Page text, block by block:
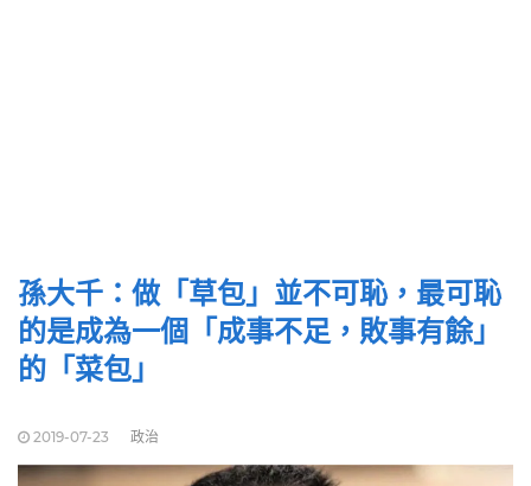
孫大千：做「草包」並不可恥，最可恥
的是成為一個「成事不足，敗事有餘」
的「菜包」
2019-07-23 政治